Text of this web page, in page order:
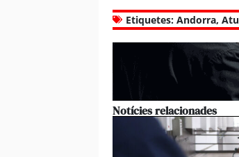
Etiquetes: Andorra,
Notícies relacionades